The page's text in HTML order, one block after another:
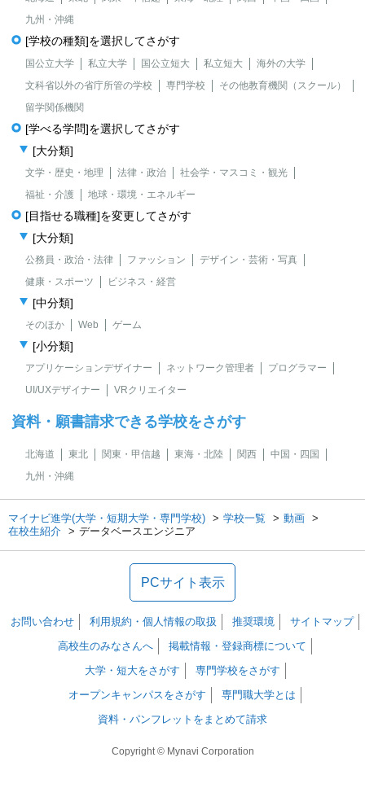
九州・沖縄
[学校の種類]を選択してさがす
国公立大学 私立大学 国公立短大 私立短大
海外の大学
文科省以外の省庁所管の学校
専門学校
その他教育機関（スクール）
留学関係機関
[学べる学問]を選択してさがす
[大分類]
文学・歴史・地理 法律・政治
社会学・マスコミ・観光
福祉・介護
地球・環境・エネルギー
[目指せる職種]を変更してさがす
[大分類]
公務員・政治・法律 ファッション
デザイン・芸術・写真
健康・スポーツ
ビジネス・経営
[中分類]
そのほか Web ゲーム
[小分類]
アプリケーションデザイナー ネットワーク管理者
プログラマー
UI/UXデザイナー
VRクリエイター
資料・願書請求できる学校をさがす
北海道 東北 関東・甲信越 東海・北陸 関西
中国・四国
九州・沖縄
マイナビ進学(大学・短期大学・専門学校) 学校一覧
動画
在校生紹介
データベースエンジニア
PCサイト表示
お問い合わせ 利用規約・個人情報の取扱 推奨環境
サイトマップ
高校生のみなさんへ
掲載情報・登録商標について
大学・短大をさがす
専門学校をさがす
オープンキャンパスをさがす
専門職大学とは
資料・パンフレットをまとめて請求
Copyright © Mynavi Corporation